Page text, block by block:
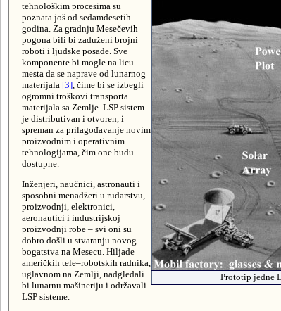
Prototip jedne
tehnološkim procesima su
poznata još od sedamdesetih
godina. Za gradnju Mesečevih
pogona bili bi zaduženi brojni
roboti i ljudske posade. Sve
komponente bi mogle na licu
mesta da se naprave od lunarnog
materijala [3] , čime bi se izbegli
ogromni troškovi transporta
materijala sa Zemlje. LSP sistem
je distributivan i otvoren, i
spreman za prilagođavanje novim
proizvodnim i operativnim
tehnologijama, čim one budu
dostupne.
Inženjeri, naučnici, astronauti i
sposobni menadžeri u rudarstvu,
proizvodnji, elektronici,
aeronautici i industrijskoj
proizvodnji robe – svi oni su
dobro došli u stvaranju novog
bogatstva na Mesecu. Hiljade
američkih tele–robotskih radnika,
uglavnom na Zemlji, nadgledali
bi lunarnu mašineriju i održavali
LSP sisteme.